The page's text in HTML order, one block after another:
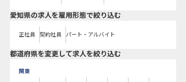
愛知県の求人を雇用形態で絞り込む
正社員 契約社員 パート・アルバイト
都道府県を変更して求人を絞り込む
関東